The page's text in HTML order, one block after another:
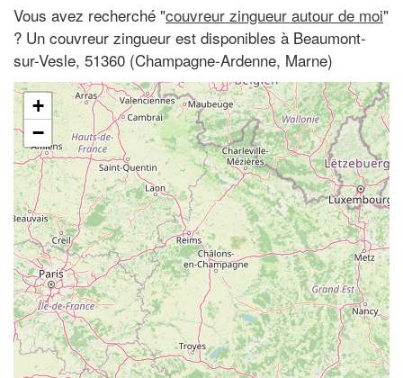
Vous avez recherché "couvreur zingueur autour de moi"
? Un couvreur zingueur est disponibles à Beaumont-
sur-Vesle, 51360 (Champagne-Ardenne, Marne)
+
−